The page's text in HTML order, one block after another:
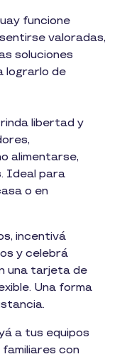
funcione
valoradas,
soluciones
lograrlo de
libertad y
alimentarse,
Ideal para
o en
incentivá
y celebrá
una tarjeta de
Una forma
a tus equipos
con